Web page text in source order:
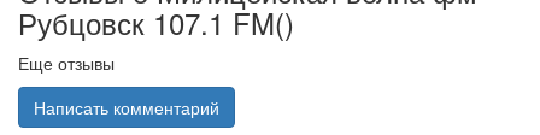
Рубцовск 107.1 FM()
Еще отзывы
Написать комментарий